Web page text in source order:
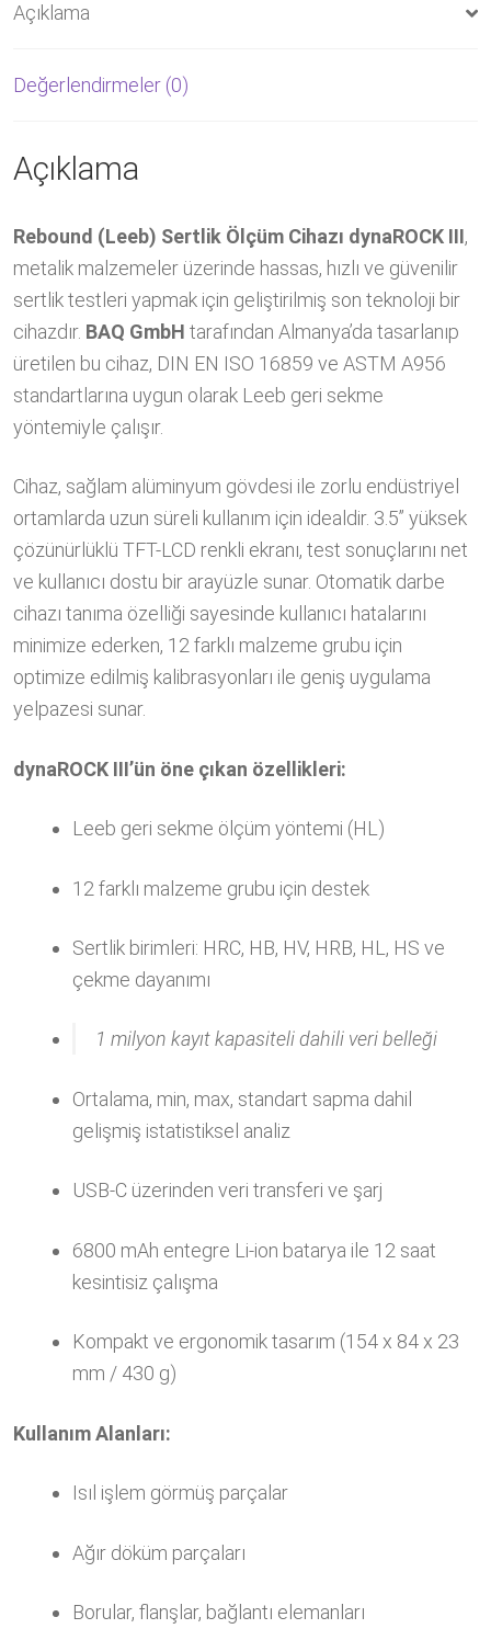
Açıklama
Değerlendirmeler (0)
Açıklama
Rebound (Leeb) Sertlik Ölçüm Cihazı dynaROCK III,
metalik malzemeler üzerinde hassas, hızlı ve güvenilir
sertlik testleri yapmak için geliştirilmiş son teknoloji bir
cihazdır. BAQ GmbH tarafından Almanya’da tasarlanıp
üretilen bu cihaz, DIN EN ISO 16859 ve ASTM A956
standartlarına uygun olarak Leeb geri sekme
yöntemiyle çalışır.
Cihaz, sağlam alüminyum gövdesi ile zorlu endüstriyel
ortamlarda uzun süreli kullanım için idealdir. 3.5” yüksek
çözünürlüklü TFT-LCD renkli ekranı, test sonuçlarını net
ve kullanıcı dostu bir arayüzle sunar. Otomatik darbe
cihazı tanıma özelliği sayesinde kullanıcı hatalarını
minimize ederken, 12 farklı malzeme grubu için
optimize edilmiş kalibrasyonları ile geniş uygulama
yelpazesi sunar.
dynaROCK III’ün öne çıkan özellikleri:
Leeb geri sekme ölçüm yöntemi (HL)
12 farklı malzeme grubu için destek
Sertlik birimleri: HRC, HB, HV, HRB, HL, HS ve
çekme dayanımı
1 milyon kayıt kapasiteli dahili veri belleği
Ortalama, min, max, standart sapma dahil
gelişmiş istatistiksel analiz
USB-C üzerinden veri transferi ve şarj
6800 mAh entegre Li-ion batarya ile 12 saat
kesintisiz çalışma
Kompakt ve ergonomik tasarım (154 x 84 x 23
mm / 430 g)
Kullanım Alanları:
Isıl işlem görmüş parçalar
Ağır döküm parçaları
Borular, flanşlar, bağlantı elemanları